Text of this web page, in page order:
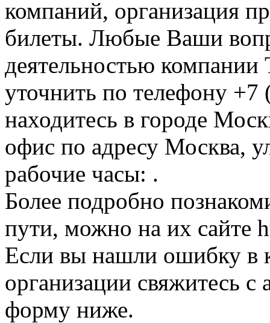
компаний, организация
билеты. Любые Ваши
деятельностью
уточнить по телефону
находитесь в городе
офис по адресу Москва,
рабочие часы: .
Более подробно
пути, можно на их сайте
Если вы нашли ошибку в
организации свяжитесь
форму ниже.